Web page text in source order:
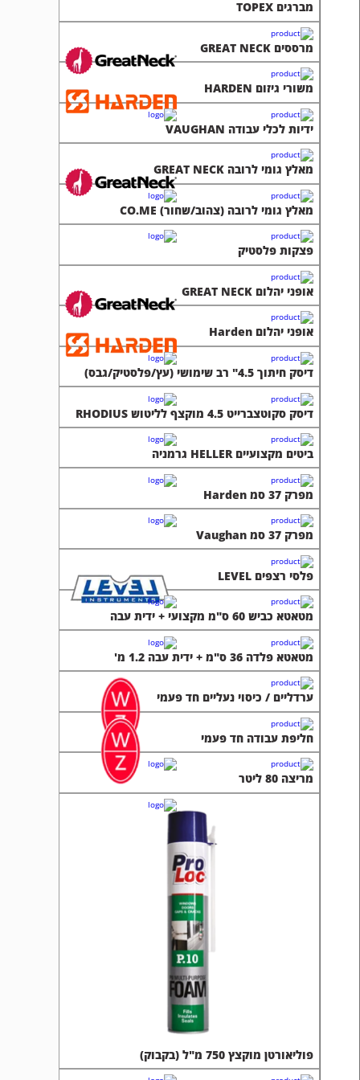
ידיות לכלי עבודה VAUGHAN
מאלץ גומי לרובה GREAT NECK
מאלץ גומי לרובה (צהוב/שחור) CO.ME
פצקות פלסטיק
אופני יהלום GREAT NECK
אופני יהלום Harden
דיסק חיתוך 4.5" רב שימושי (עץ/פלסטיק/גבס)
דיסק סקוטצברייט 4.5 מוקצף לליטוש RHODIUS
ביטים מקצועיים HELLER גרמניה
מפרק 37 סמ Harden
מפרק 37 סמ Vaughan
פלסי רצפים LEVEL
מטאטא כביש 60 ס"מ מקצועי + ידית עבה
מטאטא פלדה 36 ס"מ + ידית עבה 1.2 מ'
ערדליים / כיסוי נעליים חד פעמי
חליפת עבודה חד פעמי
מריצה 80 ליטר
קליבר דיגיטאלי מקצועי